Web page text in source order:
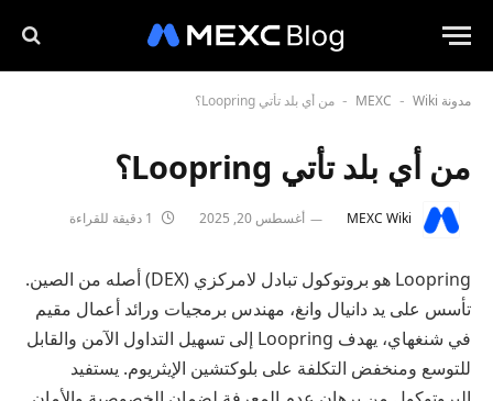
مدونة MEXC - Wiki
- من أي بلد تأتي Loopring؟
من أي بلد تأتي Loopring؟
MEXC Wiki أغسطس 20, 2025
Loopring هو بروتوكول تبادل لامركزي (DEX) أصله من الصين.
تأسس على يد دانيال وانغ، مهندس برمجيات ورائد أعمال مقيم
في شنغهاي، يهدف Loopring إلى تسهيل التداول الآمن والقابل
للتوسع ومنخفض التكلفة على بلوكتشين الإيثريوم. يستفيد